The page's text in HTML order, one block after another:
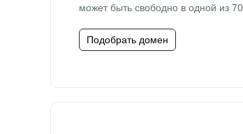
может быть свободно в одной из
Подобрать домен